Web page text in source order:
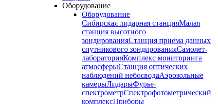
Оборудование
Оборудование
Сибирская лидарная станцияМалая
станция высотного
зондированияСтанция приема данных
спутникового зондированияСамолет-
лабораторияКомплекс мониторинга
атмосферыСтанция оптических
наблюдений небосводаАэрозольные
камерыЛидарыФурье-
спектрометрСпектрофотометрический
комплексПриборы